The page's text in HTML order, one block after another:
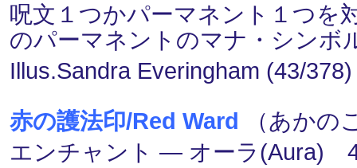
呪文１つかパーマネント１つを
のパーマネントのマナ・シンボ
Illus.Sandra Everingham (43/378)
赤の護法印/Red Ward （あか
エンチャント ― オーラ(Aura)